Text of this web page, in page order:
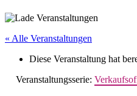
« Alle Veranstaltungen
Diese Veranstaltung hat
Veranstaltungsserie: